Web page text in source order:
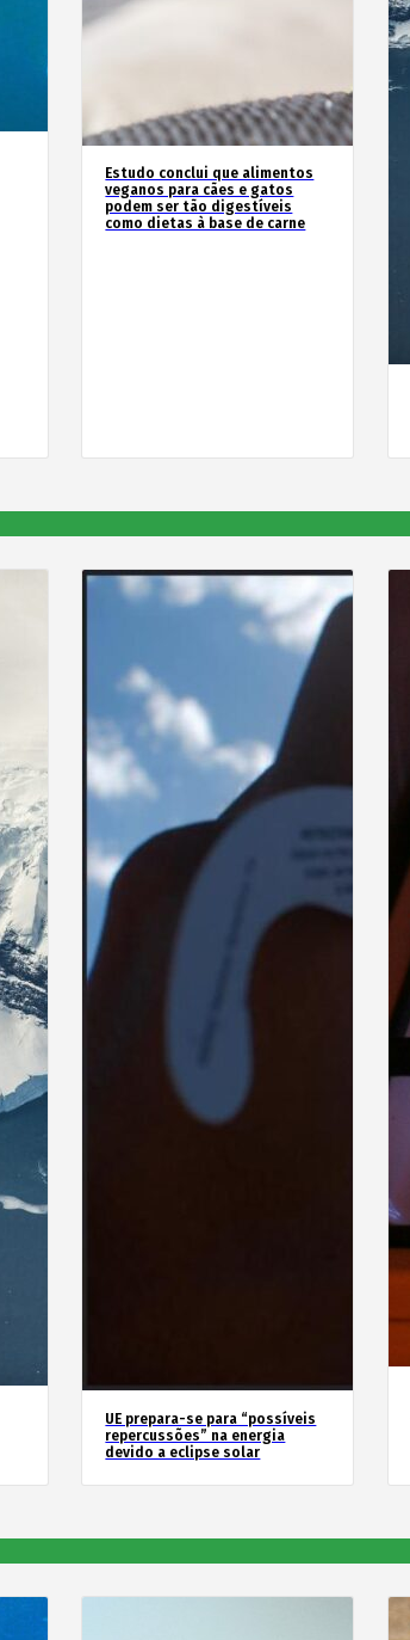
Estudo conclui que alimentos
veganos para cães e gatos
podem ser tão digestíveis
como dietas à base de carne
UE prepara-se para “possíveis
repercussões” na energia
devido a eclipse solar